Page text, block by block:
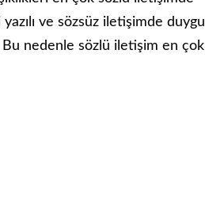
ve sözsüz iletişimde duygu
nedenle sözlü iletişim en çok